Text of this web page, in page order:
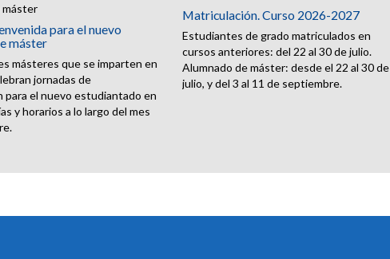
para el nuevo
máster
másteres que se imparten en
jornadas de
para el nuevo estudiantado en
y horarios a lo largo del mes
Matriculación. Curso 2026-2027
Estudiantes de grado matriculados en
cursos anteriores: del 22 al 30 de julio.
Alumnado de máster: desde el 22 al 30 de
julio, y del 3 al 11 de septiembre.